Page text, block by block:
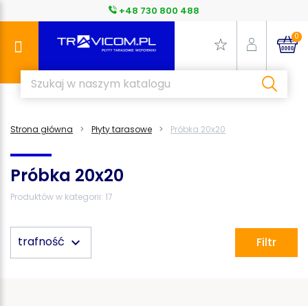
+48 730 800 488
0
Strona główna Płyty tarasowe Próbka 20x20
Próbka 20x20
Produktów w kategorii: 17
Filtr
trafność keyboard_arrow_down